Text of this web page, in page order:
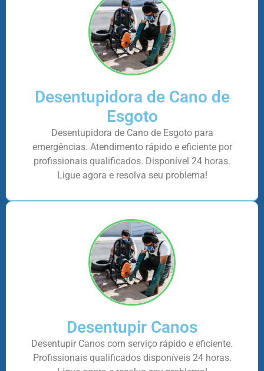
Desentupidora de Cano de
Esgoto
Desentupidora de Cano de Esgoto para
emergências. Atendimento rápido e eficiente por
profissionais qualificados. Disponível 24 horas.
Ligue agora e resolva seu problema!
Desentupir Canos
Desentupir Canos com serviço rápido e eficiente.
Profissionais qualificados disponíveis 24 horas.